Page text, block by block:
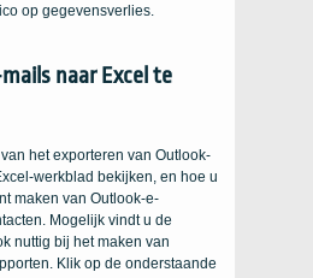
op gegevensverlies.
naar Excel te
het exporteren van Outlook-
werkblad bekijken, en hoe u
maken van Outlook-e-
Mogelijk vindt u de
nuttig bij het maken van
Klik op de onderstaande